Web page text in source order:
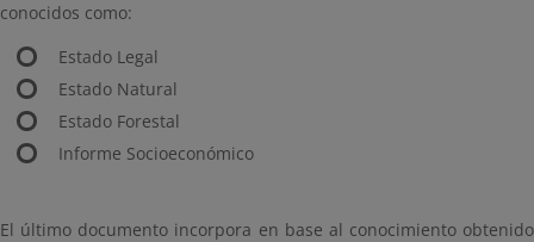
conocidos como:
Estado Legal
Estado Natural
Estado Forestal
Informe Socioeconómico
El último documento incorpora en base al conocimiento obtenido